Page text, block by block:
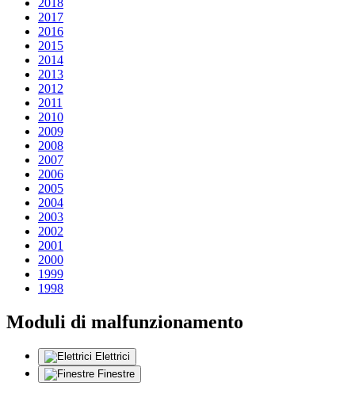
2017
2016
2015
2014
2013
2012
2011
2010
2009
2008
2007
2006
2005
2004
2003
2002
2001
2000
1999
1998
Moduli di malfunzionamento
Elettrici
Finestre